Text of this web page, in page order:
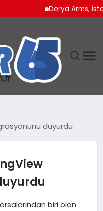
Derya Arms,
duyurdu
biri olan